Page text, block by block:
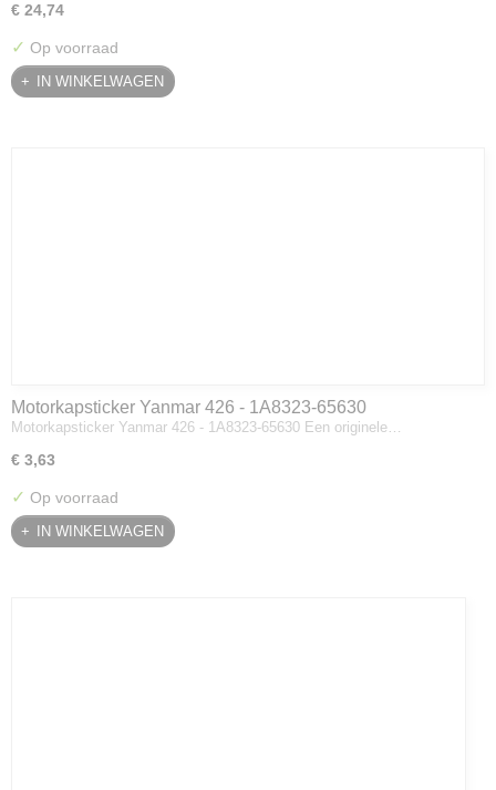
€ 24,74
✓ Op voorraad
IN WINKELWAGEN
Motorkapsticker Yanmar 426 - 1A8323-65630
Motorkapsticker Yanmar 426 - 1A8323-65630 Een originele…
€ 3,63
✓ Op voorraad
IN WINKELWAGEN